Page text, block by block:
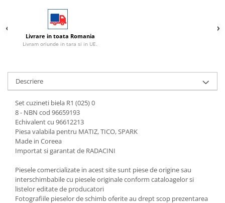
Livrare in toata Romania
Livram oriunde in tara si in UE.
Descriere
Set cuzineti biela R1 (025) 0
8 - NBN cod 96659193
Echivalent cu 96612213
Piesa valabila pentru MATIZ, TICO, SPARK
Made in Coreea
Importat si garantat de RADACINI
Piesele comercializate in acest site sunt piese de origine sau
interschimbabile cu piesele originale conform cataloagelor si
listelor editate de producatori
Fotografiile pieselor de schimb oferite au drept scop prezentarea